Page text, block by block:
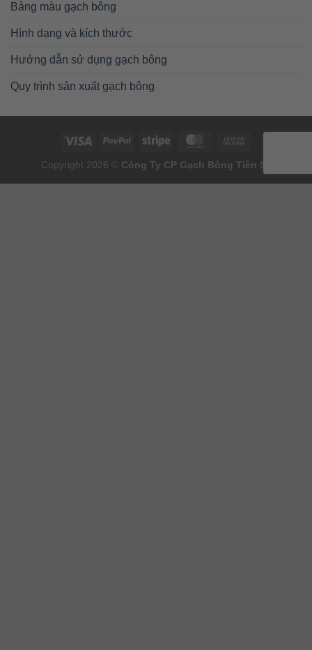
Bảng màu gạch bông
Hình dạng và kích thước
Hướng dẫn sử dụng gạch bông
Quy trình sản xuất gạch bông
Copyright 2026 © Công Ty CP Gạch Bông Tiên Sa